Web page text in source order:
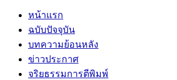
หน้าแรก
ฉบับปัจจุบัน
บทความย้อนหลัง
ข่าวประกาศ
จริยธรรมการตีพิมพ์